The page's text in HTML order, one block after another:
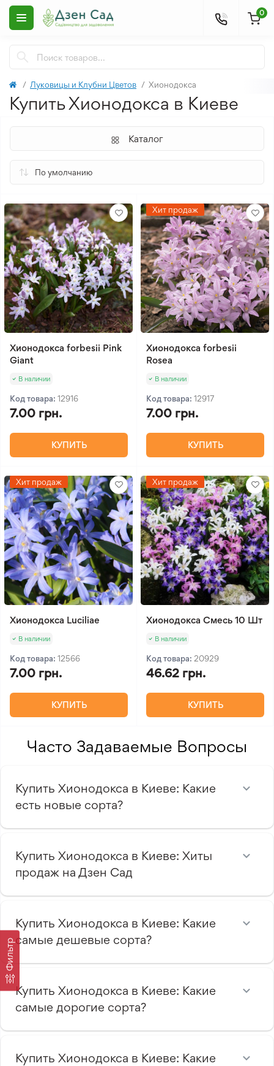
0
Луковицы и Клубни Цветов Хионодокса
Купить Хионодокса в Киеве
Фильтр
Каталог
Хионодокса forbesii Pink
Giant
В наличии
Код товара: 12916
7.00 грн.
КУПИТЬ
Хит продаж
Хионодокса forbesii
Rosea
В наличии
Код товара: 12917
7.00 грн.
КУПИТЬ
Хит продаж
Хионодокса Luciliae
В наличии
Код товара: 12566
7.00 грн.
КУПИТЬ
Хит продаж
Хионодокса Смесь 10 Шт
В наличии
Код товара: 20929
46.62 грн.
КУПИТЬ
Часто Задаваемые Вопросы
Купить Хионодокса в Киеве: Какие
есть новые сорта?
Купить Хионодокса в Киеве: Хиты
продаж на Дзен Сад
Купить Хионодокса в Киеве: Какие
самые дешевые сорта?
Купить Хионодокса в Киеве: Какие
самые дорогие сорта?
Купить Хионодокса в Киеве: Какие